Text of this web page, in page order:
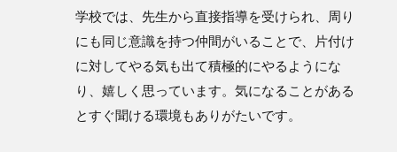
学校では、先生から直接指導を受けられ、周り
にも同じ意識を持つ仲間がいることで、片付け
に対してやる気も出て積極的にやるようにな
り、嬉しく思っています。気になることがある
とすぐ聞ける環境もありがたいです。